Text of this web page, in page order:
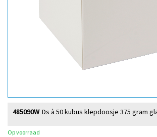
Ds à 50 kubus klepdoosje 375 gram
485090W
Op voorraad